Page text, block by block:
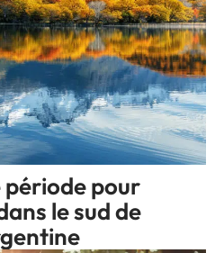
période pour
le sud de